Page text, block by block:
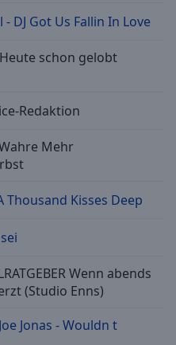
DJ Got Us Fallin In Love
Heute schon gelobt
Redaktion
Mehr
Thousand Kisses Deep
Wenn abends
(Studio Enns)
Jonas - Wouldn t